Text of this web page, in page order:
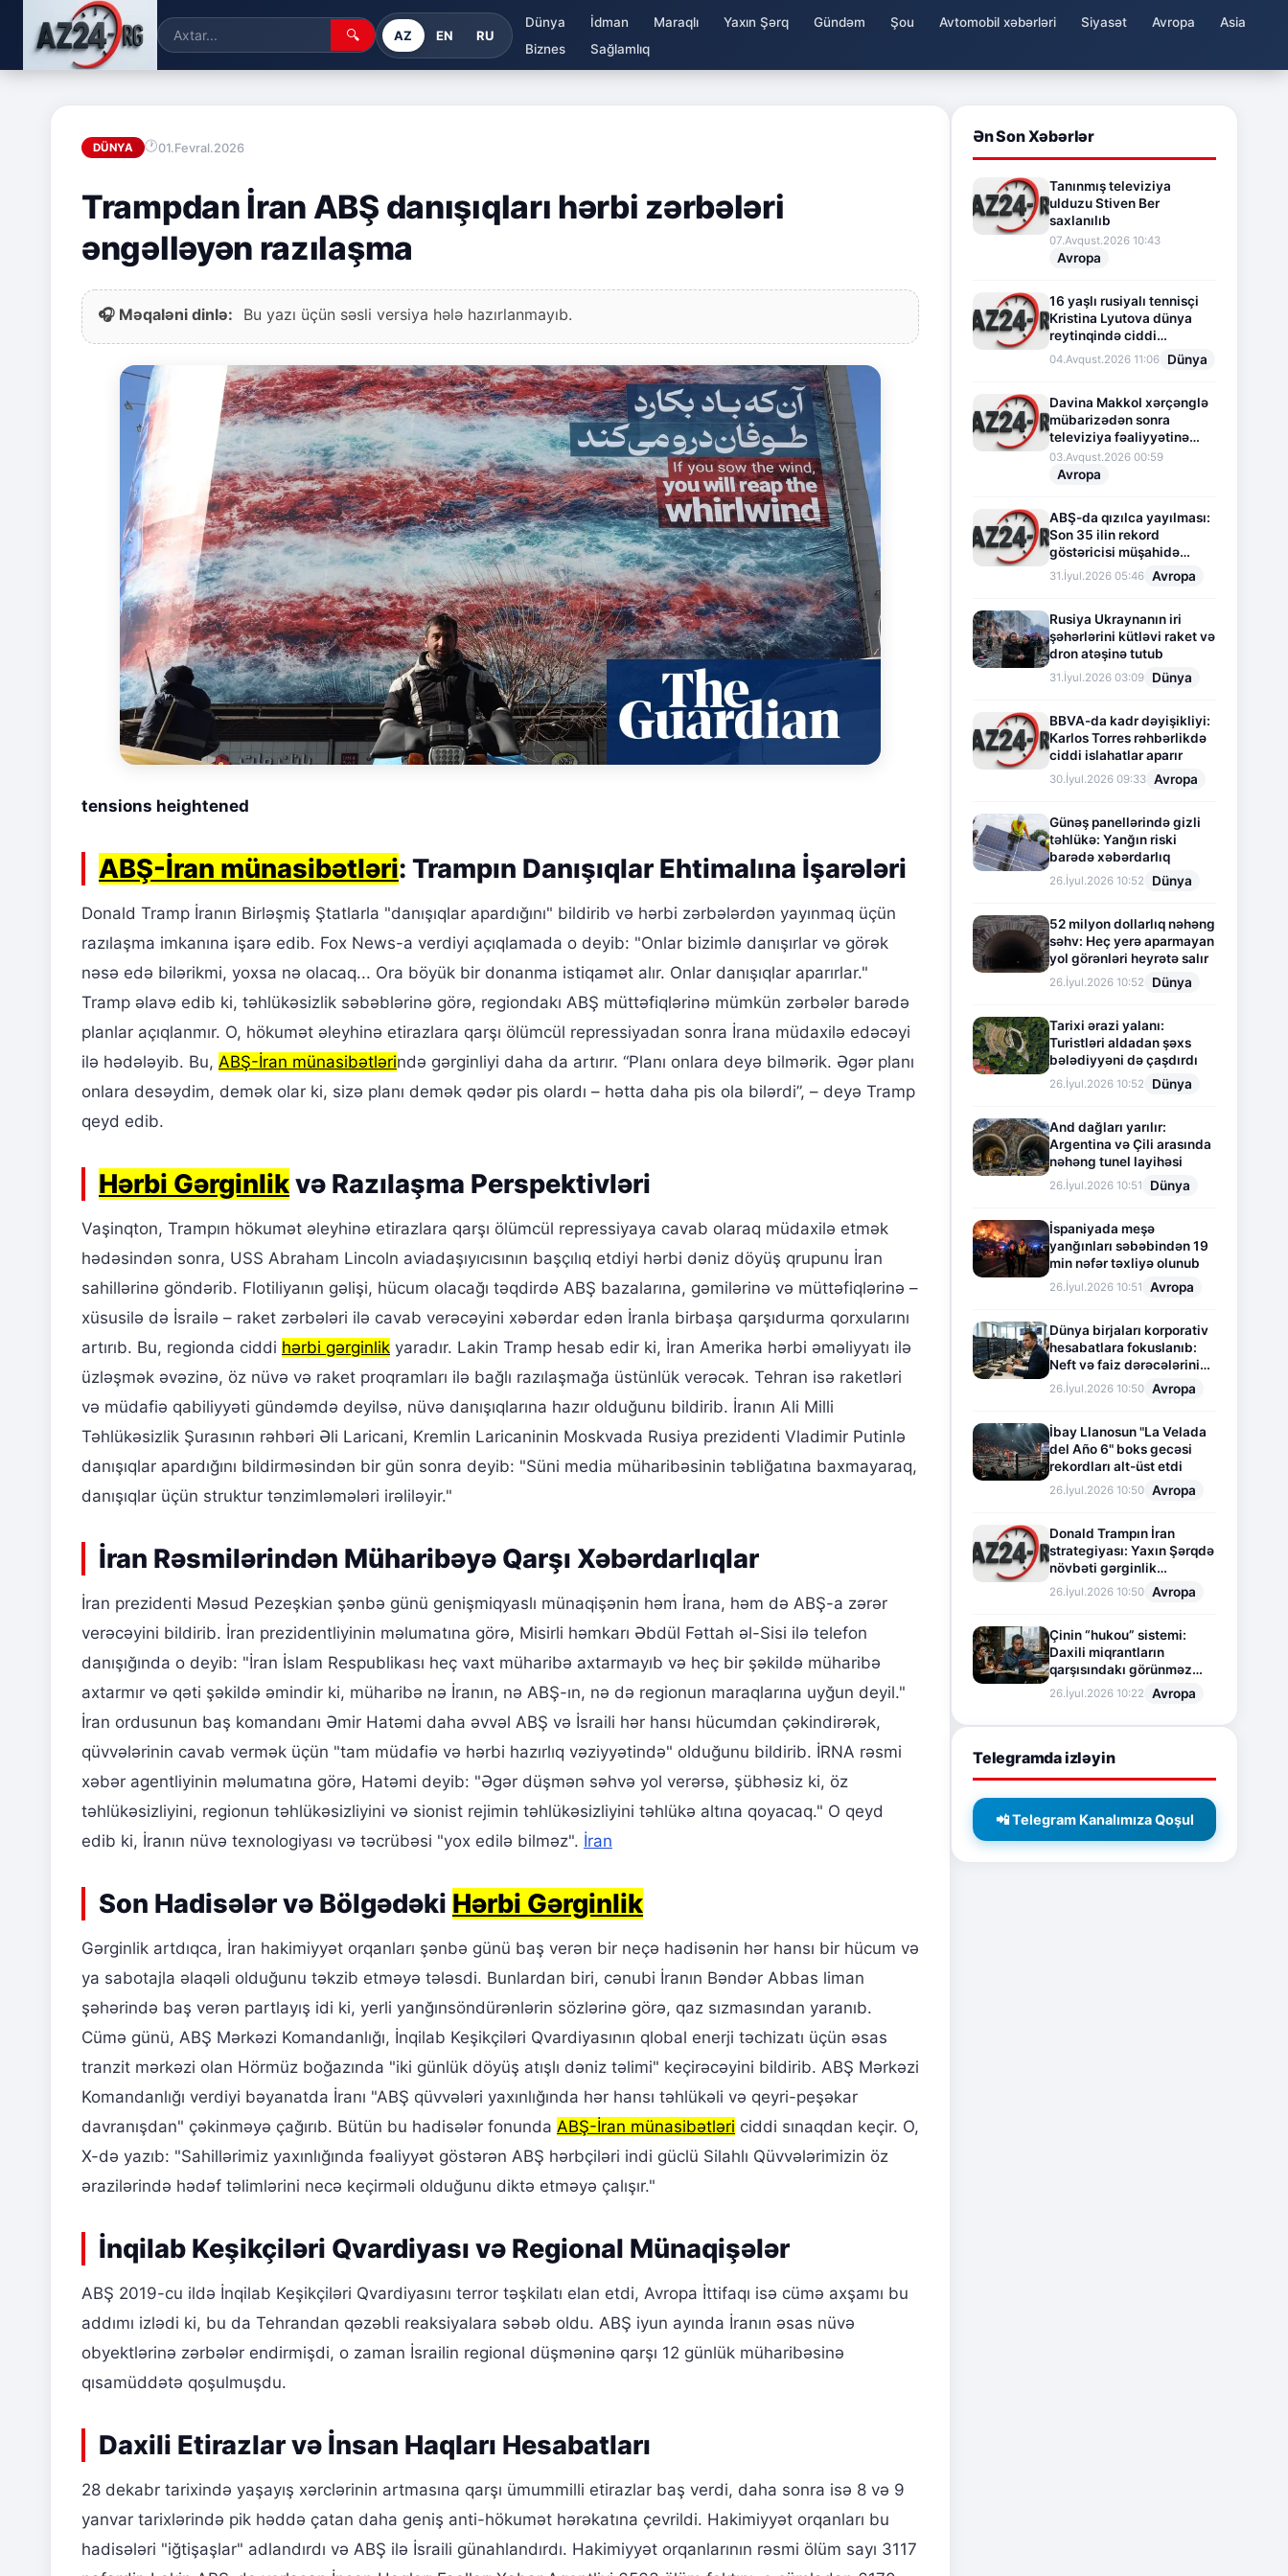
🔍 AZ EN RU
Dünya İdman Maraqlı Yaxın Şərq Gündəm Şou Avtomobil xəbərləri Siyasət Avropa
Asia
Biznes
Sağlamlıq
DÜNYA 01.Fevral.2026
Trampdan İran ABŞ danışıqları hərbi zərbələri
əngəlləyən razılaşma
🎧 Məqaləni dinlə: Bu yazı üçün səsli versiya hələ hazırlanmayıb.
tensions heightened
ABŞ-İran münasibətləri: Trampın Danışıqlar Ehtimalına İşarələri
Donald Tramp İranın Birləşmiş Ştatlarla "danışıqlar apardığını" bildirib və hərbi zərbələrdən yayınmaq üçün
razılaşma imkanına işarə edib. Fox News-a verdiyi açıqlamada o deyib: "Onlar bizimlə danışırlar və görək
nəsə edə bilərikmi, yoxsa nə olacaq... Ora böyük bir donanma istiqamət alır. Onlar danışıqlar aparırlar."
Tramp əlavə edib ki, təhlükəsizlik səbəblərinə görə, regiondakı ABŞ müttəfiqlərinə mümkün zərbələr barədə
planlar açıqlanmır. O, hökumət əleyhinə etirazlara qarşı ölümcül repressiyadan sonra İrana müdaxilə edəcəyi
ilə hədələyib. Bu, ABŞ-İran münasibətlərində gərginliyi daha da artırır. “Planı onlara deyə bilmərik. Əgər planı
onlara desəydim, demək olar ki, sizə planı demək qədər pis olardı – hətta daha pis ola bilərdi”, – deyə Tramp
qeyd edib.
Hərbi Gərginlikvə Razılaşma Perspektivləri
Vaşinqton, Trampın hökumət əleyhinə etirazlara qarşı ölümcül repressiyaya cavab olaraq müdaxilə etmək
hədəsindən sonra, USS Abraham Lincoln aviadaşıyıcısının başçılıq etdiyi hərbi dəniz döyüş qrupunu İran
sahillərinə göndərib. Flotiliyanın gəlişi, hücum olacağı təqdirdə ABŞ bazalarına, gəmilərinə və müttəfiqlərinə –
xüsusilə də İsrailə – raket zərbələri ilə cavab verəcəyini xəbərdar edən İranla birbaşa qarşıdurma qorxularını
artırıb. Bu, regionda ciddi hərbi gərginlik yaradır. Lakin Tramp hesab edir ki, İran Amerika hərbi əməliyyatı ilə
üzləşmək əvəzinə, öz nüvə və raket proqramları ilə bağlı razılaşmağa üstünlük verəcək. Tehran isə raketləri
və müdafiə qabiliyyəti gündəmdə deyilsə, nüvə danışıqlarına hazır olduğunu bildirib. İranın Ali Milli
Təhlükəsizlik Şurasının rəhbəri Əli Laricani, Kremlin Laricaninin Moskvada Rusiya prezidenti Vladimir Putinlə
danışıqlar apardığını bildirməsindən bir gün sonra deyib: "Süni media müharibəsinin təbliğatına baxmayaraq,
danışıqlar üçün struktur tənzimləmələri irəliləyir."
İran Rəsmilərindən Müharibəyə Qarşı Xəbərdarlıqlar
İran prezidenti Məsud Pezeşkian şənbə günü genişmiqyaslı münaqişənin həm İrana, həm də ABŞ-a zərər
verəcəyini bildirib. İran prezidentliyinin məlumatına görə, Misirli həmkarı Əbdül Fəttah əl-Sisi ilə telefon
danışığında o deyib: "İran İslam Respublikası heç vaxt müharibə axtarmayıb və heç bir şəkildə müharibə
axtarmır və qəti şəkildə əmindir ki, müharibə nə İranın, nə ABŞ-ın, nə də regionun maraqlarına uyğun deyil."
İran ordusunun baş komandanı Əmir Hatəmi daha əvvəl ABŞ və İsraili hər hansı hücumdan çəkindirərək,
qüvvələrinin cavab vermək üçün "tam müdafiə və hərbi hazırlıq vəziyyətində" olduğunu bildirib. İRNA rəsmi
xəbər agentliyinin məlumatına görə, Hatəmi deyib: "Əgər düşmən səhvə yol verərsə, şübhəsiz ki, öz
təhlükəsizliyini, regionun təhlükəsizliyini və sionist rejimin təhlükəsizliyini təhlükə altına qoyacaq." O qeyd
edib ki, İranın nüvə texnologiyası və təcrübəsi "yox edilə bilməz". İran
Son Hadisələr və Bölgədəki Hərbi Gərginlik
Gərginlik artdıqca, İran hakimiyyət orqanları şənbə günü baş verən bir neçə hadisənin hər hansı bir hücum və
ya sabotajla əlaqəli olduğunu təkzib etməyə tələsdi. Bunlardan biri, cənubi İranın Bəndər Abbas liman
şəhərində baş verən partlayış idi ki, yerli yanğınsöndürənlərin sözlərinə görə, qaz sızmasından yaranıb.
Cümə günü, ABŞ Mərkəzi Komandanlığı, İnqilab Keşikçiləri Qvardiyasının qlobal enerji təchizatı üçün əsas
tranzit mərkəzi olan Hörmüz boğazında "iki günlük döyüş atışlı dəniz təlimi" keçirəcəyini bildirib. ABŞ Mərkəzi
Komandanlığı verdiyi bəyanatda İranı "ABŞ qüvvələri yaxınlığında hər hansı təhlükəli və qeyri-peşəkar
davranışdan" çəkinməyə çağırıb. Bütün bu hadisələr fonunda ABŞ-İran münasibətləri ciddi sınaqdan keçir. O,
X-də yazıb: "Sahillərimiz yaxınlığında fəaliyyət göstərən ABŞ hərbçiləri indi güclü Silahlı Qüvvələrimizin öz
ərazilərində hədəf təlimlərini necə keçirməli olduğunu diktə etməyə çalışır."
İnqilab Keşikçiləri Qvardiyası və Regional Münaqişələr
ABŞ 2019-cu ildə İnqilab Keşikçiləri Qvardiyasını terror təşkilatı elan etdi, Avropa İttifaqı isə cümə axşamı bu
addımı izlədi ki, bu da Tehrandan qəzəbli reaksiyalara səbəb oldu. ABŞ iyun ayında İranın əsas nüvə
obyektlərinə zərbələr endirmişdi, o zaman İsrailin regional düşməninə qarşı 12 günlük müharibəsinə
qısamüddətə qoşulmuşdu.
Daxili Etirazlar və İnsan Haqları Hesabatları
28 dekabr tarixində yaşayış xərclərinin artmasına qarşı ümummilli etirazlar baş verdi, daha sonra isə 8 və 9
yanvar tarixlərində pik həddə çatan daha geniş anti-hökumət hərəkatına çevrildi. Hakimiyyət orqanları bu
hadisələri "iğtişaşlar" adlandırdı və ABŞ ilə İsraili günahlandırdı. Hakimiyyət orqanlarının rəsmi ölüm sayı 3117
Ən Son Xəbərlər
Tanınmış televiziya
ulduzu Stiven Ber
saxlanılıb
07.Avqust.2026 10:43
Avropa
16 yaşlı rusiyalı tennisçi
Kristina Lyutova dünya
reytinqində ciddi
irəliləyişə imza atdı
04.Avqust.2026 11:06 Dünya
Davina Makkol xərçənglə
mübarizədən sonra
televiziya fəaliyyətinə
fasilə verir
03.Avqust.2026 00:59
Avropa
ABŞ-da qızılca yayılması:
Son 35 ilin rekord
göstəricisi müşahidə
olunur
31.İyul.2026 05:46 Avropa
Rusiya Ukraynanın iri
şəhərlərini kütləvi raket və
dron atəşinə tutub
31.İyul.2026 03:09 Dünya
BBVA-da kadr dəyişikliyi:
Karlos Torres rəhbərlikdə
ciddi islahatlar aparır
30.İyul.2026 09:33 Avropa
Günəş panellərində gizli
təhlükə: Yanğın riski
barədə xəbərdarlıq
26.İyul.2026 10:52 Dünya
52 milyon dollarlıq nəhəng
səhv: Heç yerə aparmayan
yol görənləri heyrətə salır
26.İyul.2026 10:52 Dünya
Tarixi ərazi yalanı:
Turistləri aldadan şəxs
bələdiyyəni də çaşdırdı
26.İyul.2026 10:52 Dünya
And dağları yarılır:
Argentina və Çili arasında
nəhəng tunel layihəsi
26.İyul.2026 10:51 Dünya
İspaniyada meşə
yanğınları səbəbindən 19
min nəfər təxliyə olunub
26.İyul.2026 10:51 Avropa
Dünya birjaları korporativ
hesabatlara fokuslanıb:
Neft və faiz dərəcələrinin
təsiri altında cari vəziyyət
26.İyul.2026 10:50 Avropa
İbay Llanosun "La Velada
del Año 6" boks gecəsi
rekordları alt-üst etdi
26.İyul.2026 10:50 Avropa
Donald Trampın İran
strategiyası: Yaxın Şərqdə
növbəti gərginlik
mərhələsi
26.İyul.2026 10:50 Avropa
Çinin “hukou” sistemi:
Daxili miqrantların
qarşısındakı görünməz
sədd
26.İyul.2026 10:22 Avropa
Telegramda izləyin
📲 Telegram Kanalımıza Qoşul